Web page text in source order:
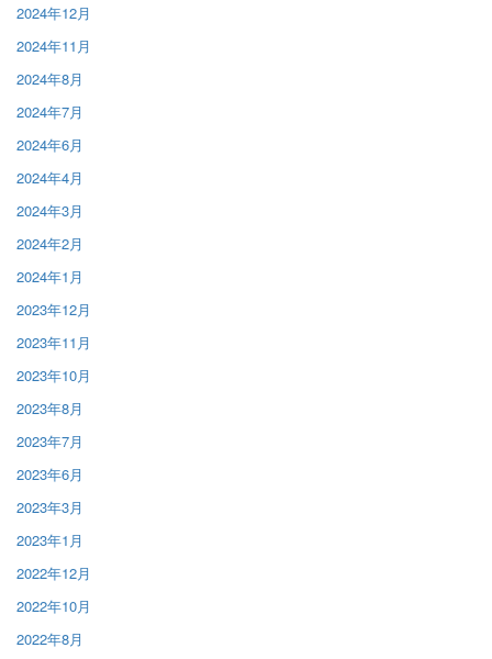
2024年12月
2024年11月
2024年8月
2024年7月
2024年6月
2024年4月
2024年3月
2024年2月
2024年1月
2023年12月
2023年11月
2023年10月
2023年8月
2023年7月
2023年6月
2023年3月
2023年1月
2022年12月
2022年10月
2022年8月